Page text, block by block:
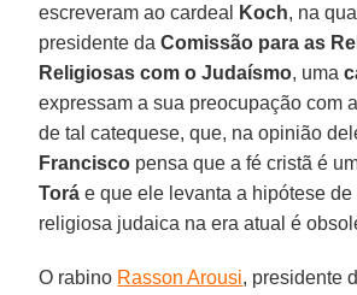
escreveram ao cardeal
Koch, na
presidente daComissão para as
Religiosas com o Judaísmo, uma
expressam a sua preocupação com
de tal catequese, que, na opinião
Francisco pensa que a fé cristã é
Torá e que ele levanta a hipótese de
religiosa judaica na era atual é
O rabino Rasson Arousi, presidente